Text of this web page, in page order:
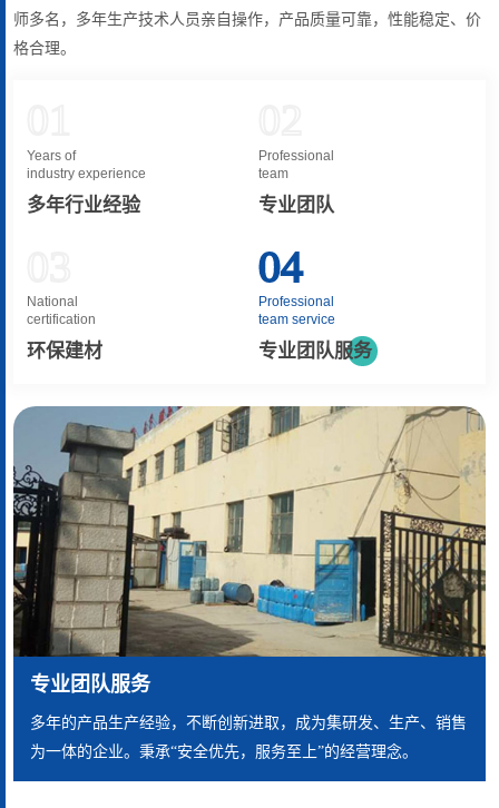
，不断创新进取，成为集研发、生产、销售
安全优先，服务至上”的经营理念。
多年的产品生产经验
为一体的企业。秉承“
师多名，多年生产技术人员亲自操作，产品质量可靠，性能稳定、价
格合理。
Years of
industry experience
多年行业经验
Professional
team
专业团队
National
certification
环保建材
04
Professional
team service
专业团队服务